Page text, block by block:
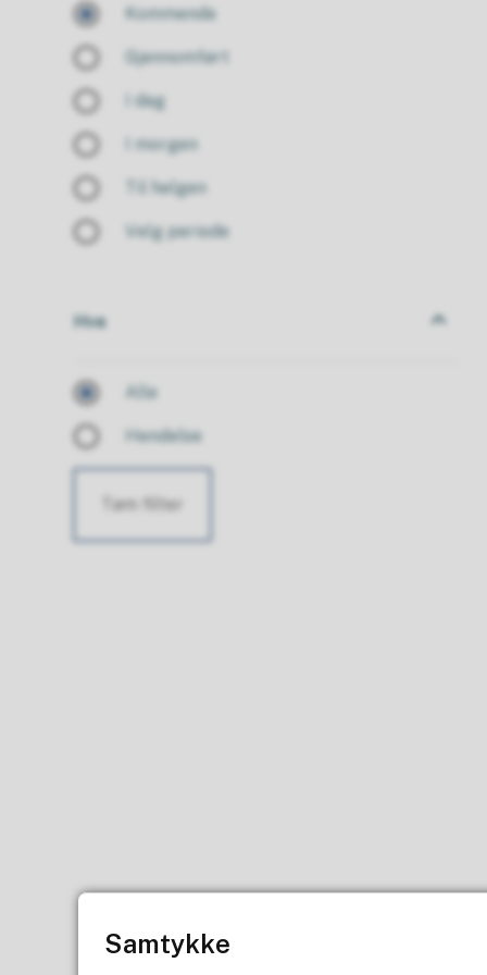
Kommende
Gjennomført
I dag
I morgen
Til helgen
Velg periode
Hva
Alle
Hendelse
Tøm filter
Samtykke